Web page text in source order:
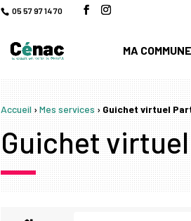
05 57 97 14 70
MA COMMUNE
Accueil›Mes services›Guichet virtuel
Guichet